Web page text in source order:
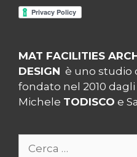
MAT FACILITIES
DESIGN è uno studio
fondato nel 2010
Michele TODISCO e